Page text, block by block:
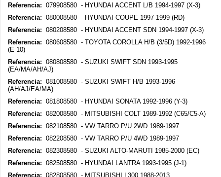
Referencia: 079908580 - HYUNDAI ACCENT L/B 1994-1997 (X-3)
Referencia: 080008580 - HYUNDAI COUPE 1997-1999 (RD)
Referencia: 080208580 - HYUNDAI ACCENT SDN 1994-1997 (X-3)
Referencia: 080608580 - TOYOTA COROLLA H/B (3/5D) 1992-1996
(E 10)
Referencia: 080808580 - SUZUKI SWIFT SDN 1993-1995
(EA/MA/AH/AJ)
Referencia: 081008580 - SUZUKI SWIFT H/B 1993-1996
(AH/AJ/EA/MA)
Referencia: 081808580 - HYUNDAI SONATA 1992-1996 (Y-3)
Referencia: 082008580 - MITSUBISHI COLT 1989-1992 (C65/C5-A)
Referencia: 082108580 - VW TARRO P/U 2WD 1989-1997
Referencia: 082208580 - VW TARRO P/U 4WD 1989-1997
Referencia: 082308580 - SUZUKI ALTO-MARUTI 1985-2000 (EC)
Referencia: 082508580 - HYUNDAI LANTRA 1993-1995 (J-1)
Referencia: 082808580 - MITSUBISHI L300 1988-2013